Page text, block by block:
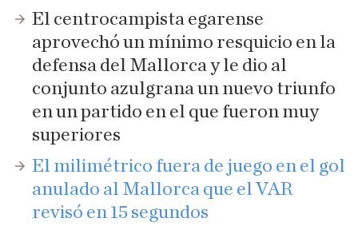
El centrocampista egarense
aprovechó un mínimo resquicio en la
defensa del Mallorca y le dio al
conjunto azulgrana un nuevo triunfo
en un partido en el que fueron muy
superiores
El milimétrico fuera de juego en el gol
anulado al Mallorca que el VAR
revisó en 15 segundos